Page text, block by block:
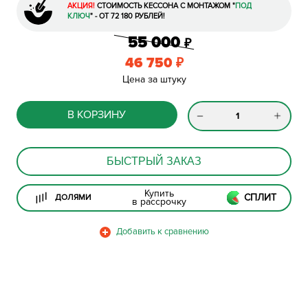
АКЦИЯ!СТОИМОСТЬ КЕССОНА С МОНТАЖОМ"ПОД
КЛЮЧ"- ОТ 72 180 РУБЛЕЙ!
55 000₽
46 750 ₽
Цена за штуку
В КОРЗИНУ
БЫСТРЫЙ ЗАКАЗ
ДОЛЯМИ Купить
в рассрочку СПЛИТ